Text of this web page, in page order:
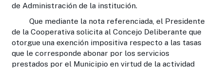
de Administración de la institución.
Que mediante la nota referenciada, el Presidente
de la Cooperativa solicita al Concejo Deliberante que
otorgue una exención impositiva respecto a las tasas
que le corresponde abonar por los servicios
prestados por el Municipio en virtud de la actividad